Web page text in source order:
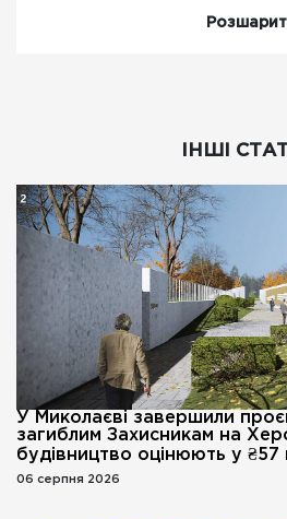
ІНШІ
У Миколаєві завершили
загиблим Захисникам на
будівництво оцінюють у ₴57
06 серпня 2026